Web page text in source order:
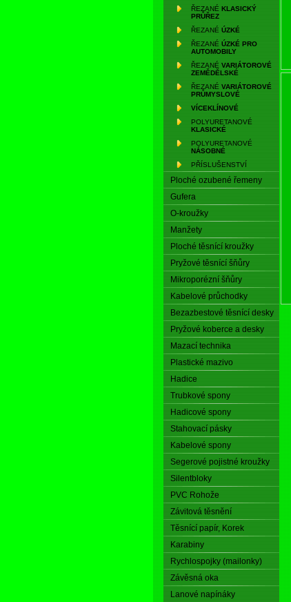
ŘEZANÉ KLASICKÝ
PRŮŘEZ
ŘEZANÉ ÚZKÉ
ŘEZANÉ ÚZKÉ PRO
AUTOMOBILY
ŘEZANÉ VARIÁTOROVÉ
ZEMĚDĚLSKÉ
ŘEZANÉ VARIÁTOROVÉ
PRŮMYSLOVÉ
VÍCEKLÍNOVÉ
POLYURETANOVÉ
KLASICKÉ
POLYURETANOVÉ
NÁSOBNÉ
PŘÍSLUŠENSTVÍ
Ploché ozubené řemeny
Gufera
O-kroužky
Manžety
Ploché těsnící kroužky
Pryžové těsnící šňůry
Mikroporézní šňůry
Kabelové průchodky
Bezazbestové těsnící desky
Pryžové koberce a desky
Mazací technika
Plastické mazivo
Hadice
Trubkové spony
Hadicové spony
Stahovací pásky
Kabelové spony
Segerové pojistné kroužky
Silentbloky
PVC Rohože
Závitová těsnění
Těsnící papír, Korek
Karabiny
Rychlospojky (mailonky)
Závěsná oka
Lanové napínáky